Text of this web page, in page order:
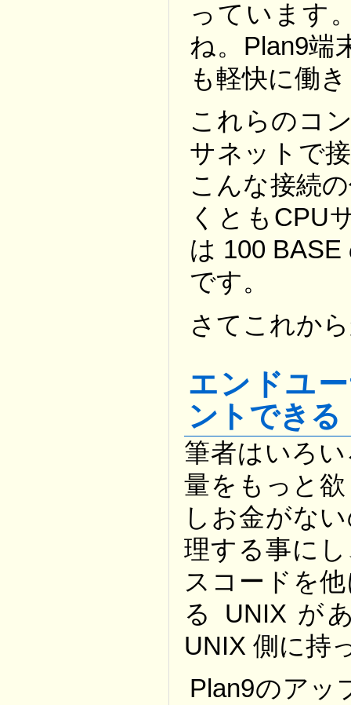
っています
ね。Plan9端
も軽快に働
これらのコ
サネットで
こんな接続
くともCPU
は 100
です。
さてこれか
エンドユ
ントできる
筆者はいろ
量をもっと
しお金がな
理する事に
スコードを
る UNIX が
UNIX 側に持
Plan9のアッ